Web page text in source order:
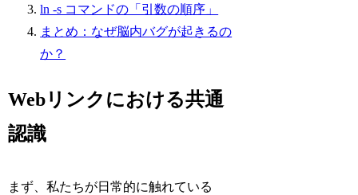
ln -s コマンドの「引数の順序」
まとめ：なぜ脳内バグが起きるの
か？
Webリンクにおける共通
認識
まず、私たちが日常的に触れている